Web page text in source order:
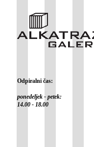
Odpiralni čas:
ponedeljek - petek:
14.00 - 18.00